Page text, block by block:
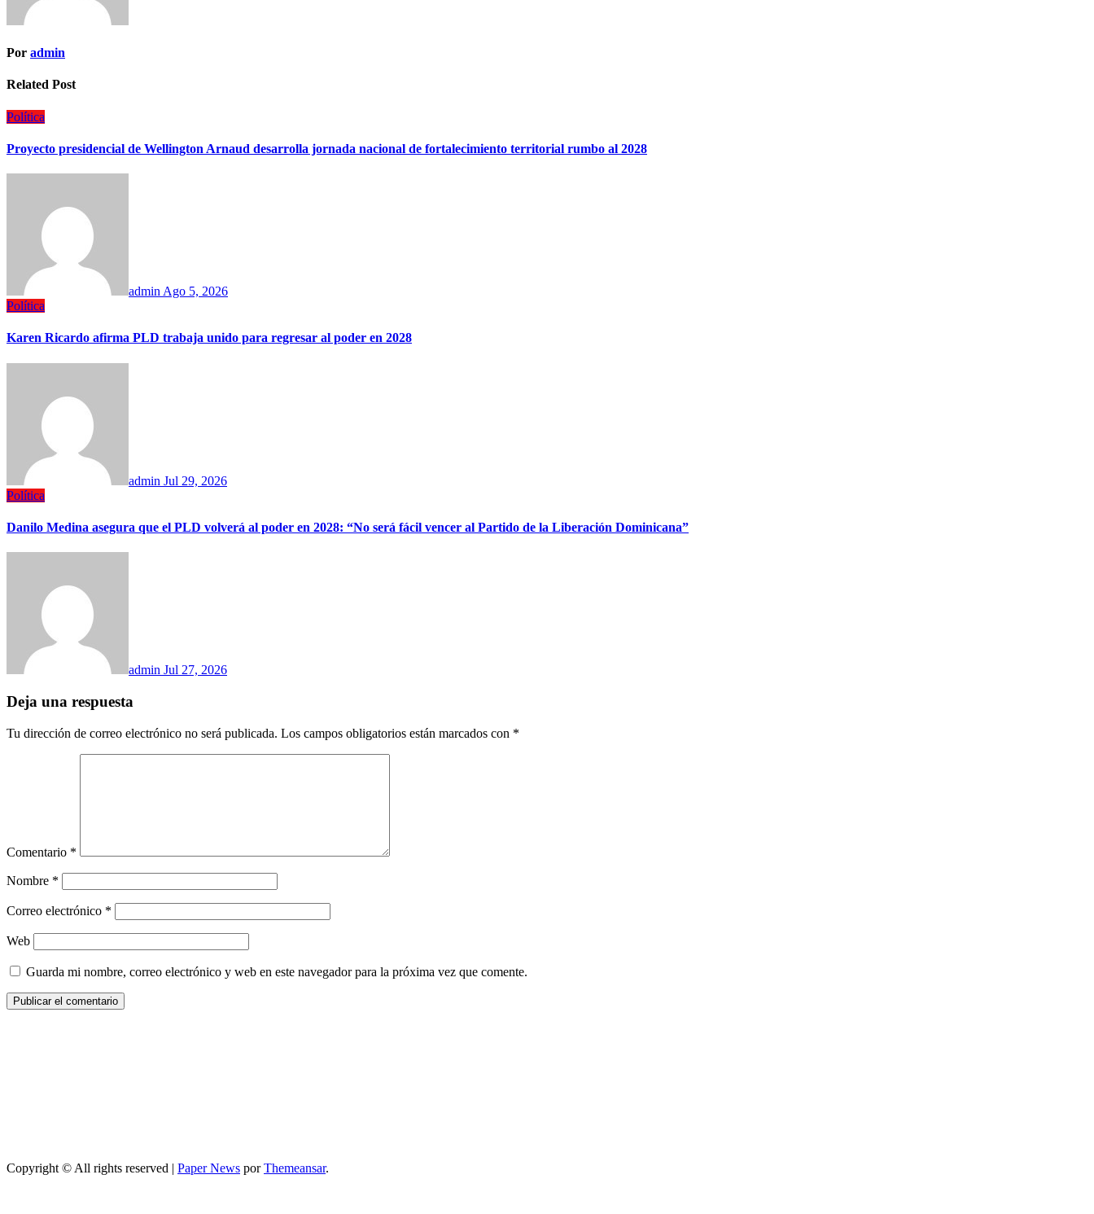
Por admin
Related Post
Política
Proyecto presidencial de Wellington Arnaud desarrolla jornada nacional de fortalecimiento territorial rumbo al 2028
admin Ago 5, 2026
Política
Karen Ricardo afirma PLD trabaja unido para regresar al poder en 2028
admin Jul 29, 2026
Política
Danilo Medina asegura que el PLD volverá al poder en 2028: “No será fácil vencer al Partido de la Liberación Dominicana”
admin Jul 27, 2026
Deja una respuesta
Tu dirección de correo electrónico no será publicada. Los campos obligatorios están marcados con *
Comentario *
Nombre *
Correo electrónico *
Web
Guarda mi nombre, correo electrónico y web en este navegador para la próxima vez que comente.
Copyright © All rights reserved | Paper News porThemeansar.